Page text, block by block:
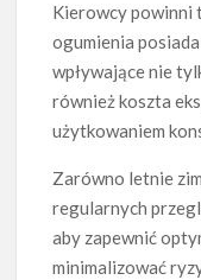
Kierowcy powinni
ogumienia
wpływające nie
również koszta
użytkowaniem
Zarówno letnie
regularnych
aby zapewnić
minimalizować